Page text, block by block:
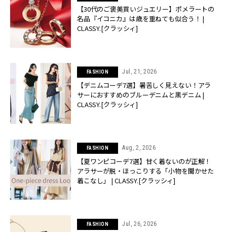
【30代のご褒美買いジュエリー】ポメラートの
名品『イコニカ』は歳を重ねても似合う！ |
CLASSY.[クラッシィ]
FASHION Jul, 21, 2026
【デニムコーデ7選】暑苦しく見えない！アラ
サーにおすすめのブルーデニムと黒デニム |
CLASSY.[クラッシィ]
FASHION Aug, 2, 2026
【夏ワンピコーデ7選】甘く着ないのが正解！
アラサーが脱・ほっこりする「小物を聞かせた
着こなし」 | CLASSY.[クラッシィ]
FASHION Jul, 26, 2026